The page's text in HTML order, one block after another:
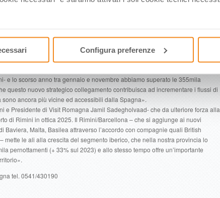
Configura preferenze
Fellini, Leonardo Corbucci- grazie ad un proficuo gioco di squadra con
a luglio con l’obiettivo di costruire una relazione di lungo termine per rafforzare
puntando a sviluppare la rotta anche nel periodo invernale. Barcellona,
rientra nelle Top 3 destination di tale territorio ed è un importante
e internazionali. Siamo certi che tale volo riscuoterà un enorme successo,
di volare a Barcellona partendo dall’aeroporto di casa».
nostra Regione negli ultimi 5 anni è cresciuta del +30% -commenta il
e lo scorso anno tra gennaio e novembre abbiamo superato le 355mila
questo nuovo strategico collegamento contribuisca ad incrementare i flussi di
ancora più vicine ed accessibili dalla Spagna».
e Presidente di Visit Romagna Jamil Sadegholvaad- che da ulteriore forza alla
di Rimini in ottica 2025. Il Rimini/Barcellona – che si aggiunge ai nuovi
Baviera, Malta, Basilea attraverso l’accordo con compagnie quali British
mette le ali alla crescita del segmento iberico, che nella nostra provincia lo
pernottamenti (+ 33% sul 2023) e allo stesso tempo offre un’importante
tel. 0541/430190